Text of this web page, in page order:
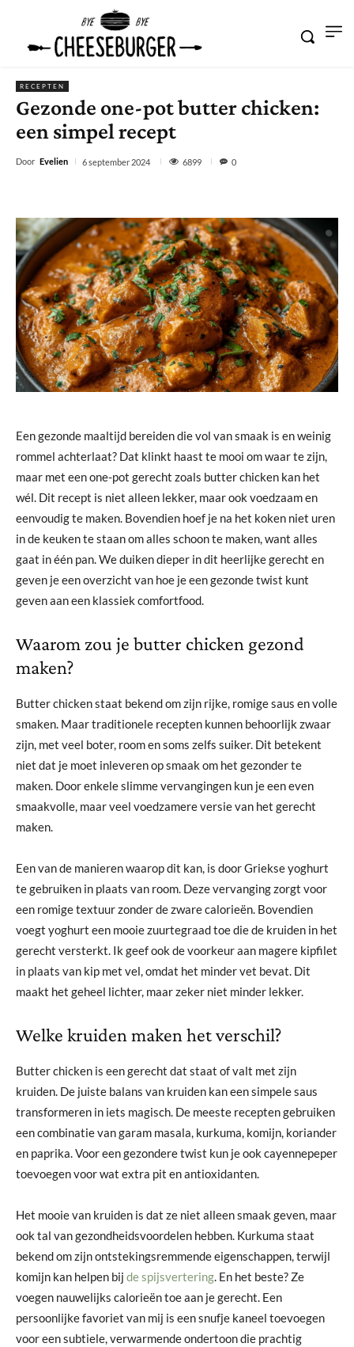
RECEPTEN
Gezonde one-pot butter chicken:
een simpel recept
Door Evelien 6 september 2024 6899 0
Een gezonde maaltijd bereiden die vol van smaak is en weinig
rommel achterlaat? Dat klinkt haast te mooi om waar te zijn,
maar met een one-pot gerecht zoals butter chicken kan het
wél. Dit recept is niet alleen lekker, maar ook voedzaam en
eenvoudig te maken. Bovendien hoef je na het koken niet uren
in de keuken te staan om alles schoon te maken, want alles
gaat in één pan. We duiken dieper in dit heerlijke gerecht en
geven je een overzicht van hoe je een gezonde twist kunt
geven aan een klassiek comfortfood.
Waarom zou je butter chicken gezond
maken?
Butter chicken staat bekend om zijn rijke, romige saus en volle
smaken. Maar traditionele recepten kunnen behoorlijk zwaar
zijn, met veel boter, room en soms zelfs suiker. Dit betekent
niet dat je moet inleveren op smaak om het gezonder te
maken. Door enkele slimme vervangingen kun je een even
smaakvolle, maar veel voedzamere versie van het gerecht
maken.
Een van de manieren waarop dit kan, is door Griekse yoghurt
te gebruiken in plaats van room. Deze vervanging zorgt voor
een romige textuur zonder de zware calorieën. Bovendien
voegt yoghurt een mooie zuurtegraad toe die de kruiden in het
gerecht versterkt. Ik geef ook de voorkeur aan magere kipfilet
in plaats van kip met vel, omdat het minder vet bevat. Dit
maakt het geheel lichter, maar zeker niet minder lekker.
Welke kruiden maken het verschil?
Butter chicken is een gerecht dat staat of valt met zijn
kruiden. De juiste balans van kruiden kan een simpele saus
transformeren in iets magisch. De meeste recepten gebruiken
een combinatie van garam masala, kurkuma, komijn, koriander
en paprika. Voor een gezondere twist kun je ook cayennepeper
toevoegen voor wat extra pit en antioxidanten.
Het mooie van kruiden is dat ze niet alleen smaak geven, maar
ook tal van gezondheidsvoordelen hebben. Kurkuma staat
bekend om zijn ontstekingsremmende eigenschappen, terwijl
komijn kan helpen bij de spijsvertering. En het beste? Ze
voegen nauwelijks calorieën toe aan je gerecht. Een
persoonlijke favoriet van mij is een snufje kaneel toevoegen
voor een subtiele, verwarmende ondertoon die prachtig